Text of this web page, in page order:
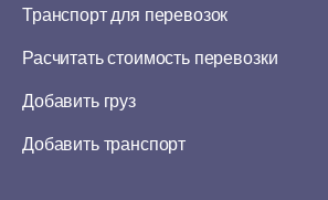
Транспорт для перевозок
Расчитать стоимость перевозки
Добавить груз
Добавить транспорт